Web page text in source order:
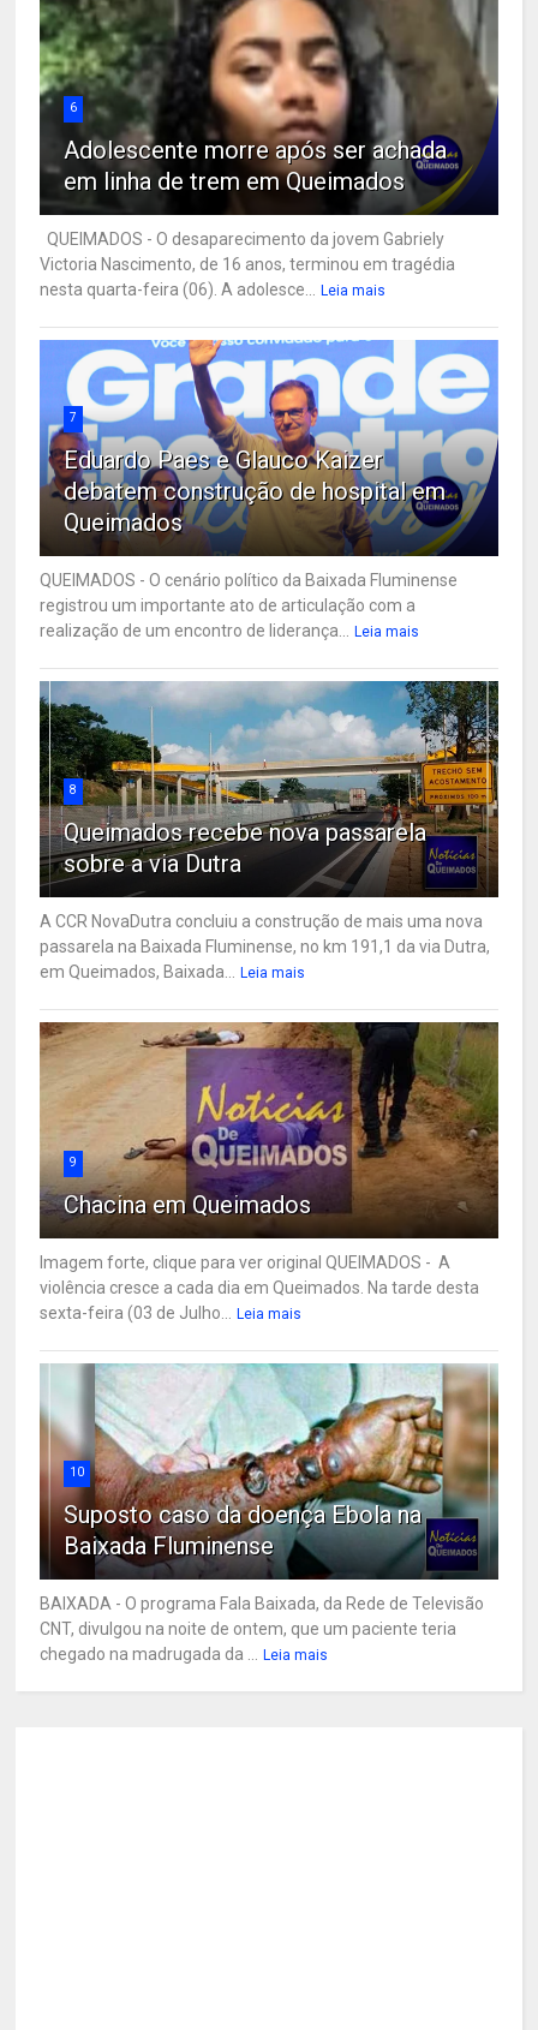
6
Adolescente morre após ser achada
em linha de trem em Queimados
QUEIMADOS - O desaparecimento da jovem Gabriely
Victoria Nascimento, de 16 anos, terminou em tragédia
nesta quarta-feira (06). A adolesce...
Leia mais
7
Eduardo Paes e Glauco Kaizer
debatem construção de hospital em
Queimados
QUEIMADOS - O cenário político da Baixada Fluminense
registrou um importante ato de articulação com a
realização de um encontro de liderança...
Leia mais
8
Queimados recebe nova passarela
sobre a via Dutra
A CCR NovaDutra concluiu a construção de mais uma nova
passarela na Baixada Fluminense, no km 191,1 da via Dutra,
em Queimados, Baixada...
Leia mais
9
Chacina em Queimados
Imagem forte, clique para ver original QUEIMADOS - A
violência cresce a cada dia em Queimados. Na tarde desta
sexta-feira (03 de Julho...
Leia mais
10
Suposto caso da doença Ebola na
Baixada Fluminense
BAIXADA - O programa Fala Baixada, da Rede de Televisão
CNT, divulgou na noite de ontem, que um paciente teria
chegado na madrugada da ...
Leia mais